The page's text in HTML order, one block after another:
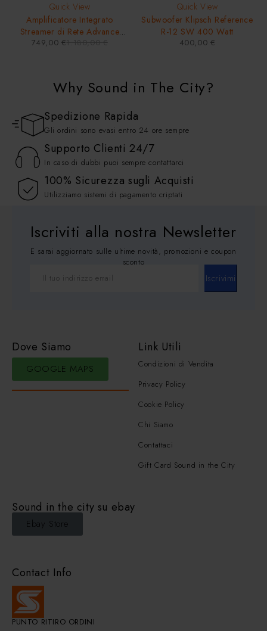
Quick View
Amplificatore Integrato
Streamer di Rete Advance
Paris ClassicLine PlayStream
749,00 €
Quick View
Subwoofer Klipsch Reference
R-12 SW 400 Watt
400,00 €
Why Sound in The City?
Spedizione Rapida
Gli ordini sono evasi entro 24 ore sempre
Supporto Clienti 24/7
In caso di dubbi puoi sempre contattarci
100% Sicurezza sugli Acquisti
Utilizziamo sistemi di pagamento criptati
Iscriviti alla nostra Newsletter
E sarai aggiornato sulle ultime novità, promozioni e coupon
sconto
Iscrivimi
Contact Info
PUNTO RITIRO ORDINI
Dove Siamo
GOOGLE MAPS
Link Utili
Condizioni di Vendita
Privacy Policy
Cookie Policy
Chi Siamo
Contattaci
Gift Card Sound in the City
Sound in the city su ebay
Ebay Store